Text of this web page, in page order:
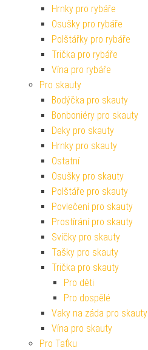
Hrnky pro rybáře
Osušky pro rybáře
Polštářky pro rybáře
Trička pro rybáře
Vína pro rybáře
Pro skauty
Bodýčka pro skauty
Bonboniéry pro skauty
Deky pro skauty
Hrnky pro skauty
Ostatní
Osušky pro skauty
Polštáře pro skauty
Povlečení pro skauty
Prostírání pro skauty
Svíčky pro skauty
Tašky pro skauty
Trička pro skauty
Pro děti
Pro dospělé
Vaky na záda pro skauty
Vína pro skauty
Pro Taťku